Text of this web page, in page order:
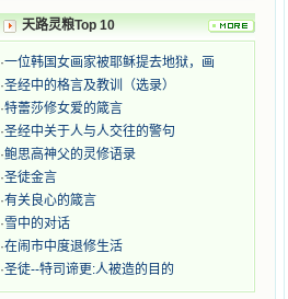
地防护着我，从那以后我从未读过一
本不良的书籍。 善良的书使人向
善，这些圣人的作品，渐渐地印在了
我的脑子里。读这些圣书时，我思潮
汹涌起伏，欣喜不能自已。书中谈到
这些圣人们如何在与主的交往中得到
灵命的更新，德行的馨香如何上达天
庭。啊，在这世上曾住过那么多热心
的圣人，为了传播福音，他们告别亲
人，舍下了他们手中的一切，轻快地
踏上了异国他乡，到没有人知道真神
的世界里去。啊，若不是主的引领，
我可能到死还不认识他们呢！ 我
的心灵从主给我的这些圣人的言行中
选取了最美的色彩；当他们的一生在
天路灵粮Top 10
·一位韩国女画家被耶稣提去地狱，画
·圣经中的格言及教训（选录）
·特蕾莎修女爱的箴言
·圣经中关于人与人交往的警句
·鲍思高神父的灵修语录
·圣徒金言
·有关良心的箴言
·雪中的对话
·在闹市中度退修生活
·圣徒--特司谛更:人被造的目的